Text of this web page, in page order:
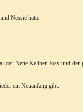
Nessie hatte.
der Nette Kellner Joss und der
ein Neuanfang gibt.